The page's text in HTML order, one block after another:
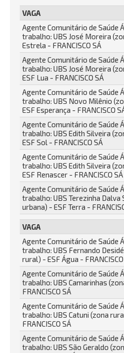
VAGA
Agente Comunitário de Saúde
trabalho: UBS José Moreira
Estrela - FRANCISCO SÁ
Agente Comunitário de Saúde
trabalho: UBS José Moreira
ESF Lua - FRANCISCO SÁ
Agente Comunitário de Saúde
trabalho: UBS Novo Milênio
ESF Esperança - FRANCISCO
Agente Comunitário de Saúde
trabalho: UBS Edith Silveira
ESF Sol - FRANCISCO SÁ
Agente Comunitário de Saúde
trabalho: UBS Edith Silveira
ESF Renascer - FRANCISCO SÁ
Agente Comunitário de Saúde
trabalho: UBS Terezinha Dalva
urbana) - ESF Terra -
VAGA
Agente Comunitário de Saúde
trabalho: UBS Fernando
rural) - ESF Água -
Agente Comunitário de Saúde
trabalho: UBS Camarinhas
FRANCISCO SÁ
Agente Comunitário de Saúde
trabalho: UBS Catuni (zona
FRANCISCO SÁ
Agente Comunitário de Saúde
trabalho: UBS São Geraldo